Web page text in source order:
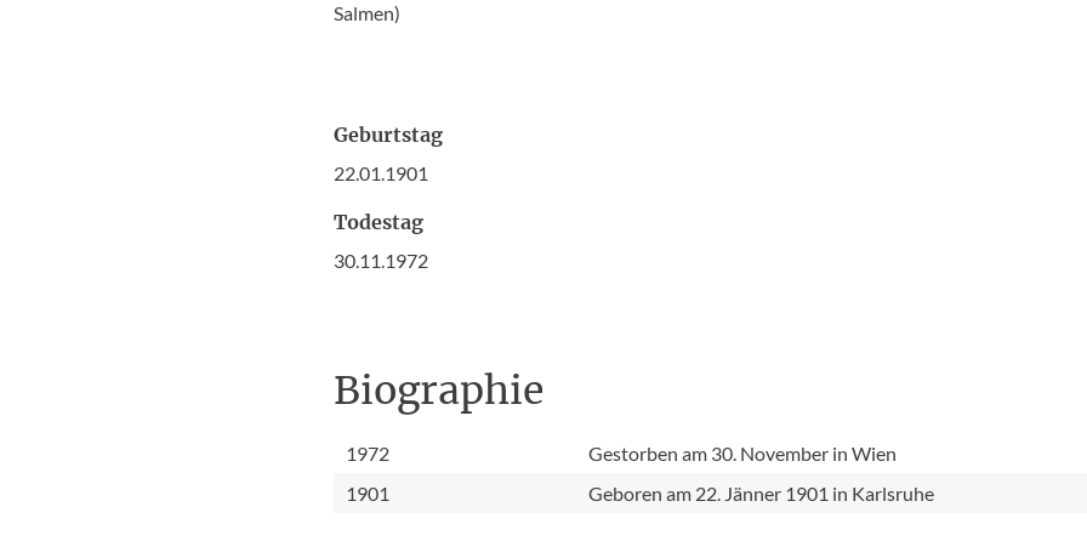
Salmen)
Geburtstag
22.01.1901
Todestag
30.11.1972
Biographie
1972
Gestorben am 30. November in Wien
1901
Geboren am 22. Jänner 1901 in Karlsruhe